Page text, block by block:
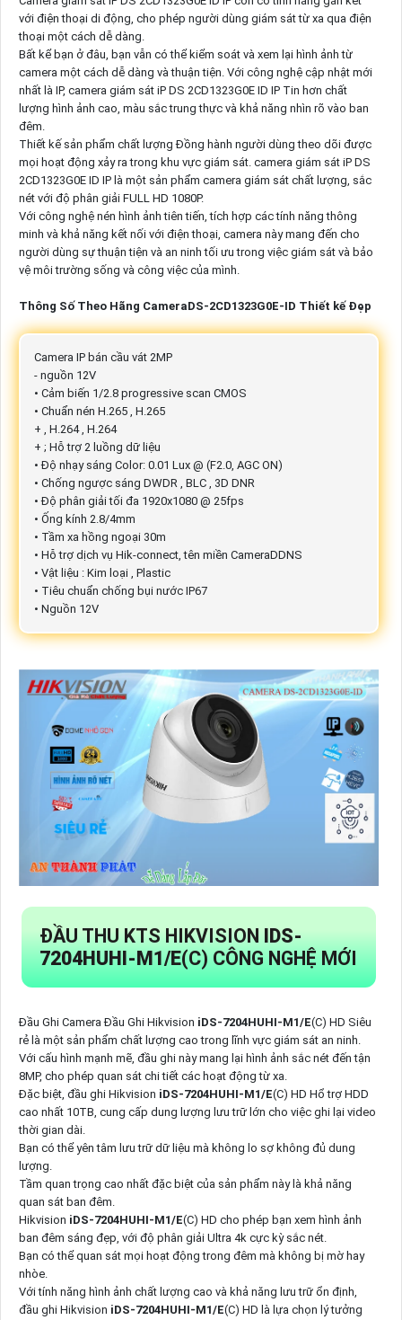
với điện thoại di động, cho phép người dùng giám sát từ xa qua điện
thoại một cách dễ dàng.
Bất kể bạn ở đâu, bạn vẫn có thể kiểm soát và xem lại hình ảnh từ
camera một cách dễ dàng và thuận tiện. Với công nghệ cập nhật mới
nhất là IP, camera giám sát iP DS 2CD1323G0E ID IP Tin hơn chất
lượng hình ảnh cao, màu sắc trung thực và khả năng nhìn rõ vào ban
đêm.
Thiết kế sản phẩm chất lượng Đồng hành người dùng theo dõi được
mọi hoạt động xảy ra trong khu vực giám sát. camera giám sát iP DS
2CD1323G0E ID IP là một sản phẩm camera giám sát chất lượng, sắc
nét với độ phân giải FULL HD 1080P.
Với công nghệ nén hình ảnh tiên tiến, tích hợp các tính năng thông
minh và khả năng kết nối với điện thoại, camera này mang đến cho
người dùng sự thuận tiện và an ninh tối ưu trong việc giám sát và bảo
vệ môi trường sống và công việc của mình.
Thông Số Theo Hãng CameraDS-2CD1323G0E-ID Thiết kế Đẹp
Camera IP bán cầu vát 2MP
- nguồn 12V
• Cảm biến 1/2.8 progressive scan CMOS
• Chuẩn nén H.265 , H.265
+ , H.264 , H.264
+ ; Hỗ trợ 2 luồng dữ liệu
• Độ nhạy sáng Color: 0.01 Lux @ (F2.0, AGC ON)
• Chống ngược sáng DWDR , BLC , 3D DNR
• Độ phân giải tối đa 1920x1080 @ 25fps
• Ống kính 2.8/4mm
• Tầm xa hồng ngoại 30m
• Hỗ trợ dịch vụ Hik-connect, tên miền CameraDDNS
• Vật liệu : Kim loại , Plastic
• Tiêu chuẩn chống bụi nước IP67
• Nguồn 12V
ĐẦU THU KTS HIKVISIONIDS-
7204HUHI-M1/E(C) CÔNG NGHỆ MỚI
Đầu Ghi Camera Đầu Ghi Hikvision iDS-7204HUHI-M1/E(C) HD Siêu
rẻ là một sản phẩm chất lượng cao trong lĩnh vực giám sát an ninh.
Với cấu hình mạnh mẽ, đầu ghi này mang lại hình ảnh sắc nét đến tận
8MP, cho phép quan sát chi tiết các hoạt động từ xa.
Đặc biệt, đầu ghi Hikvision iDS-7204HUHI-M1/E(C) HD Hổ trợ HDD
cao nhất 10TB, cung cấp dung lượng lưu trữ lớn cho việc ghi lại video
thời gian dài.
Bạn có thể yên tâm lưu trữ dữ liệu mà không lo sợ không đủ dung
lượng.
Tầm quan trọng cao nhất đặc biệt của sản phẩm này là khả năng
quan sát ban đêm.
Hikvision iDS-7204HUHI-M1/E(C) HD cho phép bạn xem hình ảnh
ban đêm sáng đẹp, với độ phân giải Ultra 4k cực kỳ sắc nét.
Bạn có thể quan sát mọi hoạt động trong đêm mà không bị mờ hay
nhòe.
Với tính năng hình ảnh chất lượng cao và khả năng lưu trữ ổn định,
đầu ghi Hikvision iDS-7204HUHI-M1/E(C) HD là lựa chọn lý tưởng